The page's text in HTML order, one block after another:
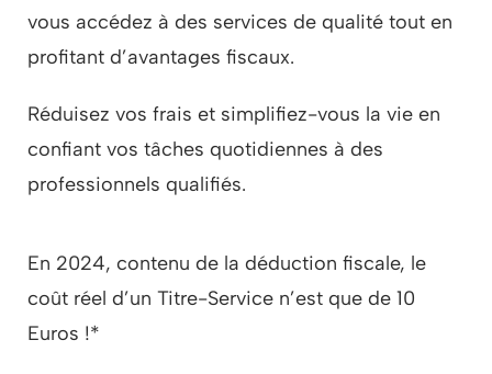
vous accédez à des services de qualité tout en
profitant d’avantages fiscaux.
Réduisez vos frais et simplifiez-vous la vie en
confiant vos tâches quotidiennes à des
professionnels qualifiés.
En 2024, contenu de la déduction fiscale, le
coût réel d’un Titre-Service n’est que de 10
Euros !*